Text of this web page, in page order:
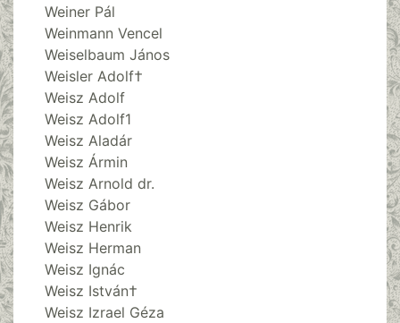
Weiner Pál
Weinmann Vencel
Weiselbaum János
Weisler Adolf†
Weisz Adolf
Weisz Adolf1
Weisz Aladár
Weisz Ármin
Weisz Arnold dr.
Weisz Gábor
Weisz Henrik
Weisz Herman
Weisz Ignác
Weisz István†
Weisz Izrael Géza